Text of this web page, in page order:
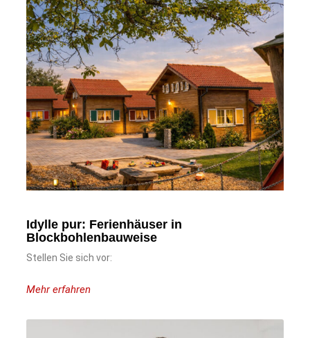
Idylle pur: Ferienhäuser in
Blockbohlenbauweise
Stellen Sie sich vor:
Mehr erfahren